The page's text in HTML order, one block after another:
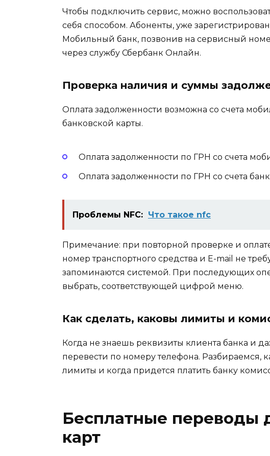
Чтобы подключить сервис, можно
себя способом. Абоненты, уже
Мобильный банк, позвонив на сервисный
через службу Сбербанк Онлайн.
Проверка наличия и суммы
Оплата задолженности возможна со счета
банковской карты.
Оплата задолженности по ГРН со счета
Оплата задолженности по ГРН со счета
Проблемы NFC: Что такое nfc
Примечание: при повторной проверке и
номер транспортного средства и E-mail не
запоминаются системой. При последующих
выбрать, соответствующей цифрой меню.
Как сделать, каковы лимиты и
Когда не знаешь реквизиты клиента банка и
перевести по номеру телефона. Разбираемся,
лимиты и когда придется платить банку
Бесплатные переводы
карт